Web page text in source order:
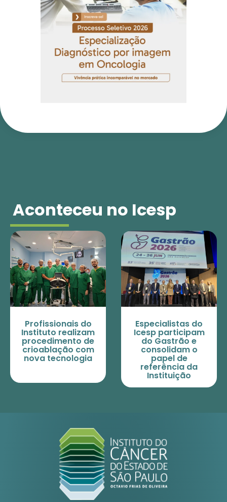
Aconteceu no Icesp
Especialistas do
Icesp participam
do Gastrão e
consolidam o
papel de
referência da
Instituição
Especialistas
Icesp
estudos em
eventos
sobre